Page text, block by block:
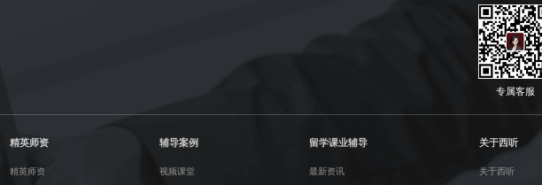
专属客服
精英师资
精英师资
辅导案例
视频课堂
留学课业辅导
最新资讯
关于西听
关于西听